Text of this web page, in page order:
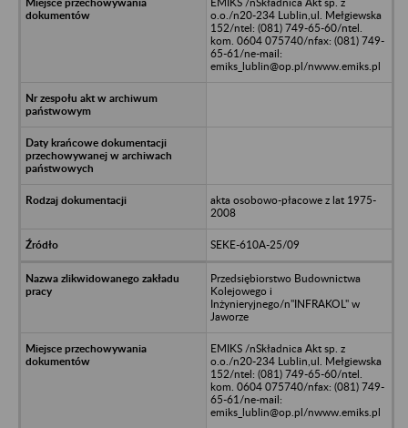
o.o./n20-234 Lublin,ul. Mełgiewska
152/ntel: (081) 749-65-60/ntel.
kom. 0604 075740/nfax: (081) 749-
65-61/ne-mail:
emiks_lublin@op.pl/nwww.emiks.pl
akta osobowo-płacowe z lat 1975-
2008
SEKE-610A-25/09
Przedsiębiorstwo Budownictwa
Kolejowego i
Inżynieryjnego/n"INFRAKOL" w
Jaworze
EMIKS /nSkładnica Akt sp. z
o.o./n20-234 Lublin,ul. Mełgiewska
152/ntel: (081) 749-65-60/ntel.
kom. 0604 075740/nfax: (081) 749-
65-61/ne-mail:
emiks_lublin@op.pl/nwww.emiks.pl